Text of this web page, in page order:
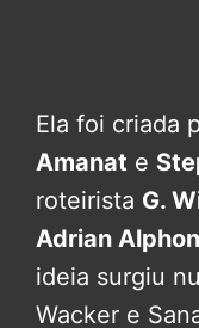
Ela foi criada
Amanat e
roteirista G.
Adrian
ideia surgiu
Wacker e